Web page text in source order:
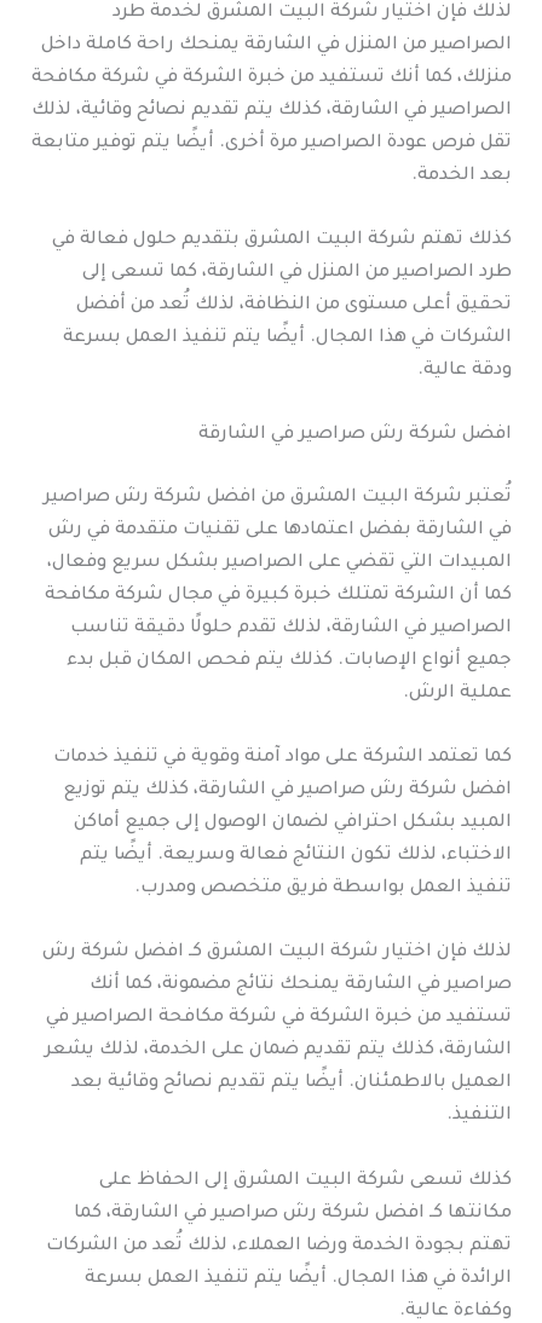
لذلك فإن اختيار شركة البيت المشرق لخدمة طرد
الصراصير من المنزل في الشارقة يمنحك راحة كاملة داخل
منزلك، كما أنك تستفيد من خبرة الشركة في شركة مكافحة
الصراصير في الشارقة، كذلك يتم تقديم نصائح وقائية، لذلك
تقل فرص عودة الصراصير مرة أخرى. أيضًا يتم توفير متابعة
بعد الخدمة.
كذلك تهتم شركة البيت المشرق بتقديم حلول فعالة في
طرد الصراصير من المنزل في الشارقة، كما تسعى إلى
تحقيق أعلى مستوى من النظافة، لذلك تُعد من أفضل
الشركات في هذا المجال. أيضًا يتم تنفيذ العمل بسرعة
ودقة عالية.
افضل شركة رش صراصير في الشارقة
تُعتبر شركة البيت المشرق من افضل شركة رش صراصير
في الشارقة بفضل اعتمادها على تقنيات متقدمة في رش
المبيدات التي تقضي على الصراصير بشكل سريع وفعال،
كما أن الشركة تمتلك خبرة كبيرة في مجال شركة مكافحة
الصراصير في الشارقة، لذلك تقدم حلولًا دقيقة تناسب
جميع أنواع الإصابات. كذلك يتم فحص المكان قبل بدء
عملية الرش.
كما تعتمد الشركة على مواد آمنة وقوية في تنفيذ خدمات
افضل شركة رش صراصير في الشارقة، كذلك يتم توزيع
المبيد بشكل احترافي لضمان الوصول إلى جميع أماكن
الاختباء، لذلك تكون النتائج فعالة وسريعة. أيضًا يتم
تنفيذ العمل بواسطة فريق متخصص ومدرب.
لذلك فإن اختيار شركة البيت المشرق كـ افضل شركة رش
صراصير في الشارقة يمنحك نتائج مضمونة، كما أنك
تستفيد من خبرة الشركة في شركة مكافحة الصراصير في
الشارقة، كذلك يتم تقديم ضمان على الخدمة، لذلك يشعر
العميل بالاطمئنان. أيضًا يتم تقديم نصائح وقائية بعد
التنفيذ.
كذلك تسعى شركة البيت المشرق إلى الحفاظ على
مكانتها كـ افضل شركة رش صراصير في الشارقة، كما
تهتم بجودة الخدمة ورضا العملاء، لذلك تُعد من الشركات
الرائدة في هذا المجال. أيضًا يتم تنفيذ العمل بسرعة
وكفاءة عالية.